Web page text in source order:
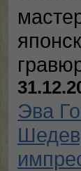
Эва